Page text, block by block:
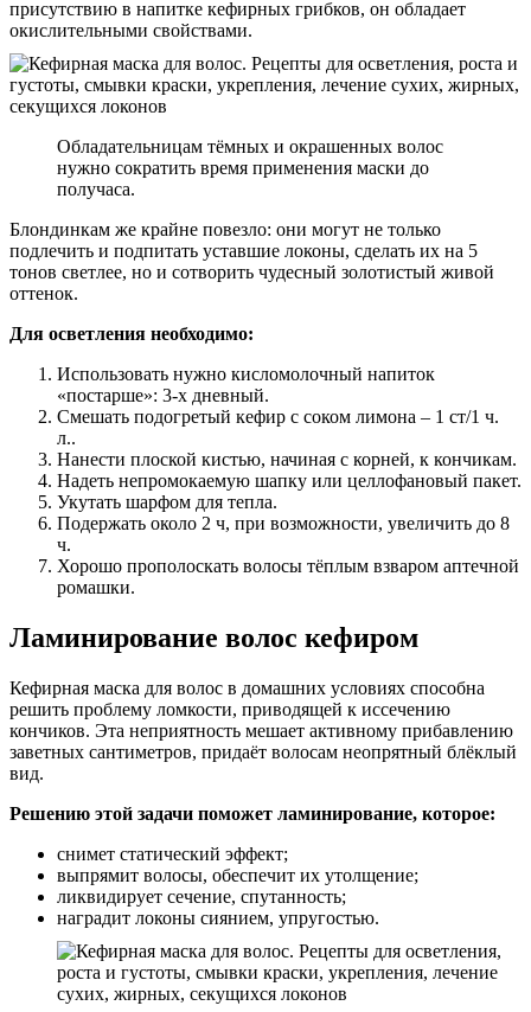
присутствию в напитке кефирных грибков, он обладает
окислительными свойствами.
Обладательницам тёмных и окрашенных волос
нужно сократить время применения маски до
получаса.
Блондинкам же крайне повезло: они могут не только
подлечить и подпитать уставшие локоны, сделать их на 5
тонов светлее, но и сотворить чудесный золотистый живой
оттенок.
Для осветления необходимо:
Использовать нужно кисломолочный напиток
«постарше»: 3-х дневный.
Смешать подогретый кефир с соком лимона – 1 ст/1 ч.
л..
Нанести плоской кистью, начиная с корней, к кончикам.
Надеть непромокаемую шапку или целлофановый пакет.
Укутать шарфом для тепла.
Подержать около 2 ч, при возможности, увеличить до 8
ч.
Хорошо прополоскать волосы тёплым взваром аптечной
ромашки.
Ламинирование волос кефиром
Кефирная маска для волос в домашних условиях способна
решить проблему ломкости, приводящей к иссечению
кончиков. Эта неприятность мешает активному прибавлению
заветных сантиметров, придаёт волосам неопрятный блёклый
вид.
Решению этой задачи поможет ламинирование, которое:
снимет статический эффект;
выпрямит волосы, обеспечит их утолщение;
ликвидирует сечение, спутанность;
наградит локоны сиянием, упругостью.